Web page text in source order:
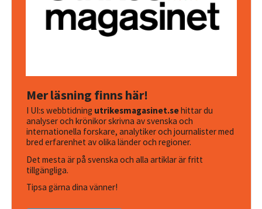
Mer läsning finns här!
I UI:s webbtidning utrikesmagasinet.sehittar du
analyser och krönikor skrivna av svenska och
internationella forskare, analytiker och journalister med
bred erfarenhet av olika länder och regioner.
Det mesta är på svenska och alla artiklar är fritt
tillgängliga.
Tipsa gärna dina vänner!